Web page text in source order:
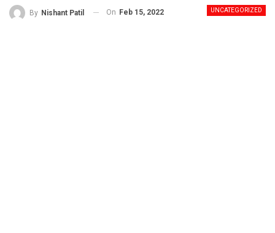
UNCATEGORIZED
By Nishant Patil On Feb 15, 2022